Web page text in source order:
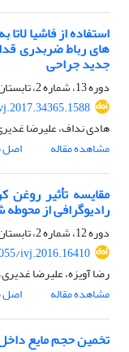
استفاده از فاشیا
های رباط ضربدری
جدید جراحی
دوره 13، شماره 2، تابستان 1396، صفحه
هادی نداف، علیرضا
مشاهده مقاله
اصل
مقایسه تأثیر روغن
رادیوگرافی از
دوره 12، شماره 2، تابستان 1395، صفحه
ivj.2016.16410
رضا آویزه، علیرضا
مشاهده مقاله
اصل
تخمین حجم مایع